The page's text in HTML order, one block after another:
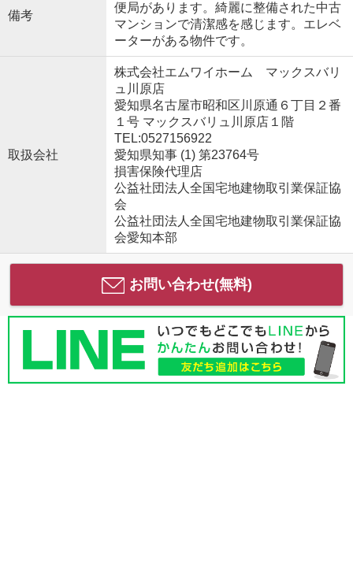
備考
便局があります。綺麗に整備された中古
マンションで清潔感を感じます。エレベ
ーターがある物件です。
取扱会社
株式会社エムワイホーム マックスバリ
ュ川原店
愛知県名古屋市昭和区川原通６丁目２番
１号 マックスバリュ川原店１階
TEL:0527156922
愛知県知事 (1) 第23764号
損害保険代理店
公益社団法人全国宅地建物取引業保証協
会
公益社団法人全国宅地建物取引業保証協
会愛知本部
お問い合わせ(無料)